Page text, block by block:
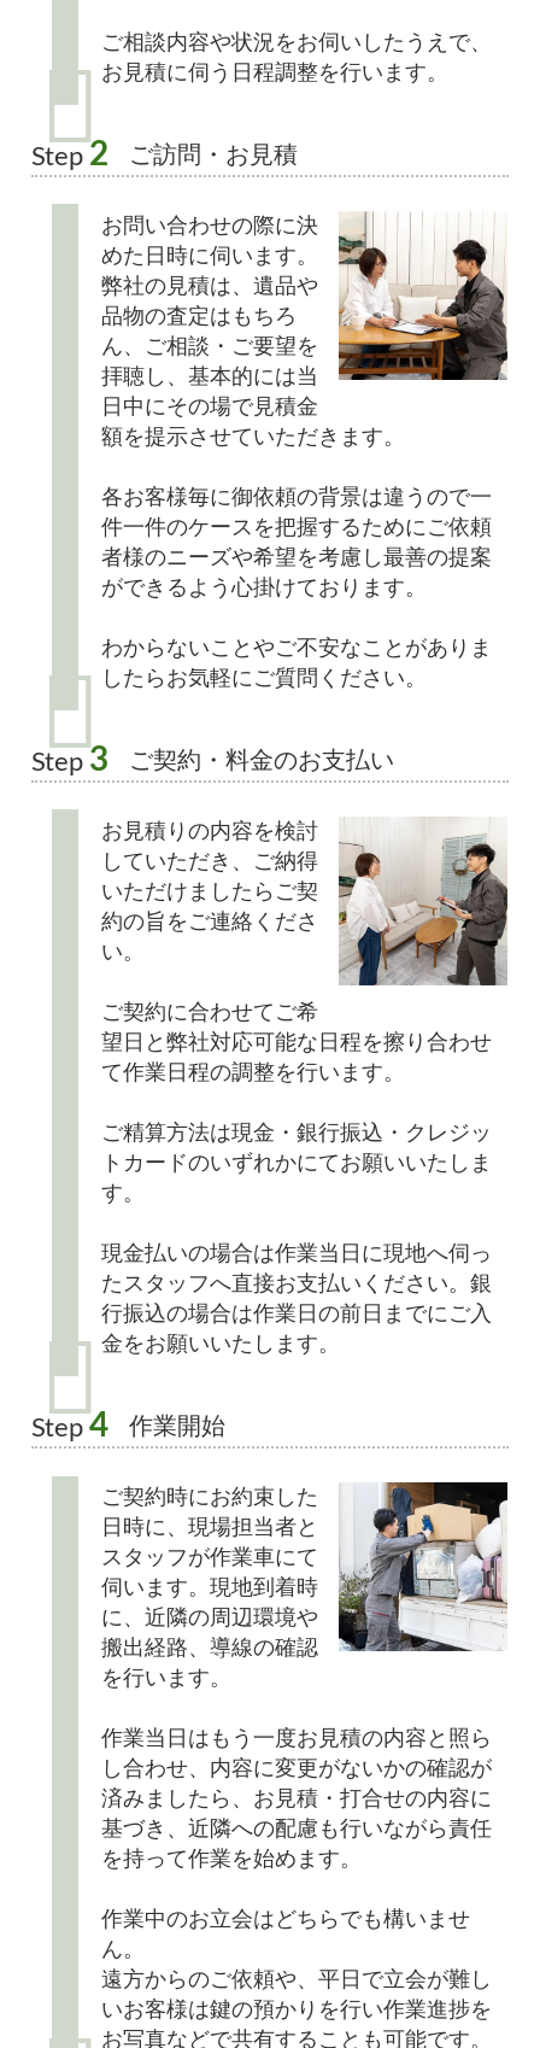
ご相談内容や状況をお伺いしたうえで、
お見積に伺う日程調整を行います。
Step 2 ご訪問・お見積
お問い合わせの際に決
めた日時に伺います。
弊社の見積は、遺品や
品物の査定はもちろ
ん、ご相談・ご要望を
拝聴し、基本的には当
日中にその場で見積金
額を提示させていただきます。
各お客様毎に御依頼の背景は違うので一
件一件のケースを把握するためにご依頼
者様のニーズや希望を考慮し最善の提案
ができるよう心掛けております。
わからないことやご不安なことがありま
したらお気軽にご質問ください。
Step 3 ご契約・料金のお支払い
お見積りの内容を検討
していただき、ご納得
いただけましたらご契
約の旨をご連絡くださ
い。
ご契約に合わせてご希
望日と弊社対応可能な日程を擦り合わせ
て作業日程の調整を行います。
ご精算方法は現金・銀行振込・クレジッ
トカードのいずれかにてお願いいたしま
す。
現金払いの場合は作業当日に現地へ伺っ
たスタッフへ直接お支払いください。銀
行振込の場合は作業日の前日までにご入
金をお願いいたします。
Step 4 作業開始
ご契約時にお約束した
日時に、現場担当者と
スタッフが作業車にて
伺います。現地到着時
に、近隣の周辺環境や
搬出経路、導線の確認
を行います。
作業当日はもう一度お見積の内容と照ら
し合わせ、内容に変更がないかの確認が
済みましたら、お見積・打合せの内容に
基づき、近隣への配慮も行いながら責任
を持って作業を始めます。
作業中のお立会はどちらでも構いませ
ん。
遠方からのご依頼や、平日で立会が難し
いお客様は鍵の預かりを行い作業進捗を
お写真などで共有することも可能です。